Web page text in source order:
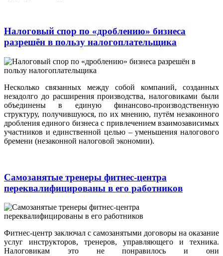
Налоговый спор по «дроблению» бизнеса
разрешён в пользу налогоплательщика
Несколько связанных между собой компаний, созданных
незадолго до расширения производства, налоговиками были
объединены в единую финансово-производственную
структуру, получившуюся, по их мнению, путём незаконного
дробления единого бизнеса с привлечением взаимозависимых
участников и единственной целью – уменьшения налогового
бремени (незаконной налоговой экономии).
Самозанятые тренеры фитнес-центра
переквалифицированы в его работников
Фитнес-центр заключал с самозанятыми договоры на оказание
услуг инструкторов, тренеров, управляющего и техника.
Налоговикам это не понравилось и они